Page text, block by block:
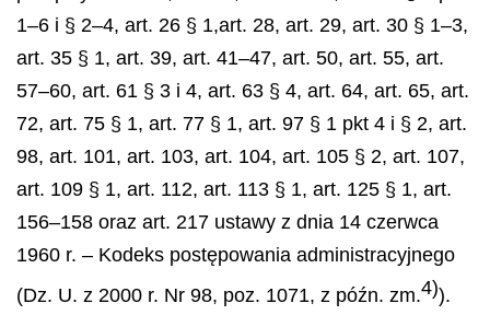
1–6 i § 2–4, art. 26 § 1,art. 28, art. 29, art. 30 § 1–3,
art. 35 § 1, art. 39, art. 41–47, art. 50, art. 55, art.
57–60, art. 61 § 3 i 4, art. 63 § 4, art. 64, art. 65, art.
72, art. 75 § 1, art. 77 § 1, art. 97 § 1 pkt 4 i § 2, art.
98, art. 101, art. 103, art. 104, art. 105 § 2, art. 107,
art. 109 § 1, art. 112, art. 113 § 1, art. 125 § 1, art.
156–158 oraz art. 217 ustawy z dnia 14 czerwca
1960 r. – Kodeks postępowania administracyjnego
(Dz. U. z 2000 r. Nr 98, poz. 1071, z późn. zm.4)).